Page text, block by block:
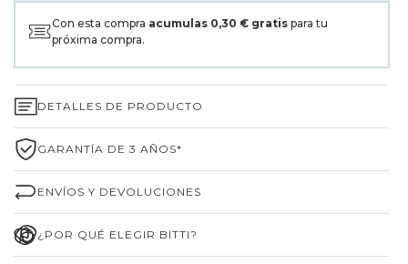
Con esta compra acumulas 0,30 € gratis para tu
próxima compra.
DETALLES DE PRODUCTO
GARANTÍA DE 3 AÑOS*
ENVÍOS Y DEVOLUCIONES
¿POR QUÉ ELEGIR BITTI?